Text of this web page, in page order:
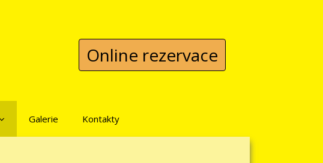
Online rezervace
Galerie Kontakty